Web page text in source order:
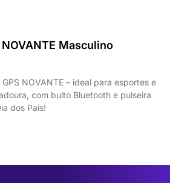
Masculino
NOVANTE – ideal para esportes e
com bulto Bluetooth e pulseira
dos Pais!